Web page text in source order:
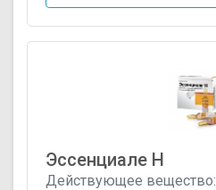
Эссенциале Н
Действующее вещество: